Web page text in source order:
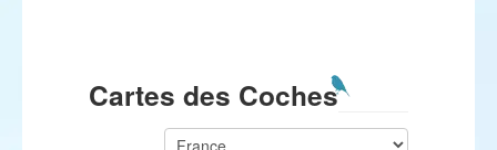
Cartes des Coches